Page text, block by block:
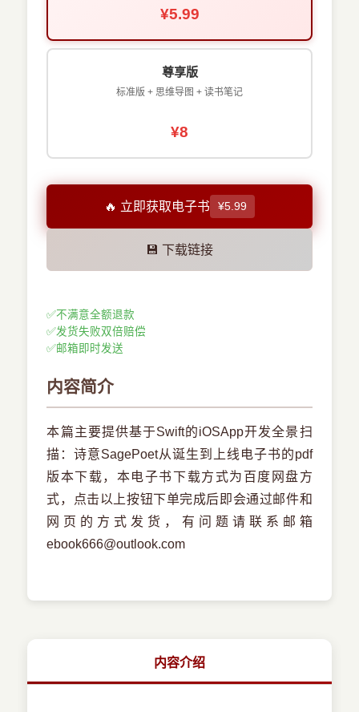
¥5.99
尊享版
标准版 + 思维导图 + 读书笔记
¥8
🔥 立即获取电子书 ¥5.99
💾 下载链接
✅不满意全额退款
✅发货失败双倍赔偿
✅邮箱即时发送
内容简介
本篇主要提供基于Swift的iOSApp开发全景扫
描：诗意SagePoet从诞生到上线电子书的pdf
版本下载，本电子书下载方式为百度网盘方
式，点击以上按钮下单完成后即会通过邮件和
网页的方式发货，有问题请联系邮箱
ebook666@outlook.com
内容介绍